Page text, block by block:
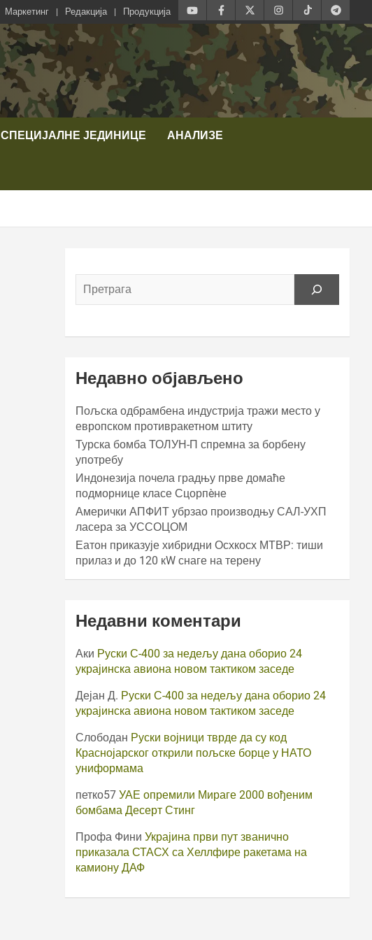
Маркетинг Редакција Продукција
СПЕЦИЈАЛНЕ ЈЕДИНИЦЕ АНАЛИЗЕ
Недавно објављено
Пољска одбрамбена индустрија тражи место у
европском противракетном штиту
Турска бомба ТОЛУН-П спремна за борбену
употребу
Индонезија почела градњу прве домаће
подморнице класе Сцорпèне
Амерички АПФИТ убрзао производњу САЛ-УХП
ласера за УССОЦОМ
Еатон приказује хибридни Осхкосх МТВР: тиши
прилаз и до 120 кW снаге на терену
Недавни коментари
Аки Руски С-400 за недељу дана оборио 24
украјинска авиона новом тактиком заседе
Дејан Д. Руски С-400 за недељу дана оборио 24
украјинска авиона новом тактиком заседе
Слободан Руски војници тврде да су код
Краснојарског открили пољске борце у НАТО
униформама
петко57 УАЕ опремили Мираге 2000 вођеним
бомбама Десерт Стинг
Профа Фини Украјина први пут званично
приказала СТАСХ са Хеллфире ракетама на
камиону ДАФ